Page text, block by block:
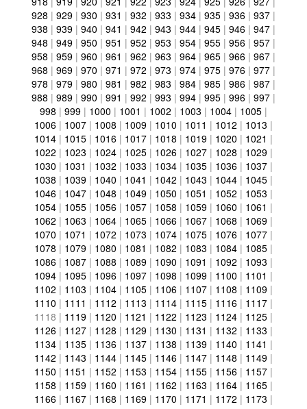
928 | 929 | 930 | 931 | 932 | 933 | 934 | 935 | 936 | 937 |
938 | 939 | 940 | 941 | 942 | 943 | 944 | 945 | 946 | 947 |
948 | 949 | 950 | 951 | 952 | 953 | 954 | 955 | 956 | 957 |
958 | 959 | 960 | 961 | 962 | 963 | 964 | 965 | 966 | 967 |
968 | 969 | 970 | 971 | 972 | 973 | 974 | 975 | 976 | 977 |
978 | 979 | 980 | 981 | 982 | 983 | 984 | 985 | 986 | 987 |
988 | 989 | 990 | 991 | 992 | 993 | 994 | 995 | 996 | 997 |
998 | 999 | 1000 | 1001 | 1002 | 1003 | 1004 | 1005 |
1006 | 1007 | 1008 | 1009 | 1010 | 1011 | 1012 | 1013 |
1014 | 1015 | 1016 | 1017 | 1018 | 1019 | 1020 | 1021 |
1022 | 1023 | 1024 | 1025 | 1026 | 1027 | 1028 | 1029 |
1030 | 1031 | 1032 | 1033 | 1034 | 1035 | 1036 | 1037 |
1038 | 1039 | 1040 | 1041 | 1042 | 1043 | 1044 | 1045 |
1046 | 1047 | 1048 | 1049 | 1050 | 1051 | 1052 | 1053 |
1054 | 1055 | 1056 | 1057 | 1058 | 1059 | 1060 | 1061 |
1062 | 1063 | 1064 | 1065 | 1066 | 1067 | 1068 | 1069 |
1070 | 1071 | 1072 | 1073 | 1074 | 1075 | 1076 | 1077 |
1078 | 1079 | 1080 | 1081 | 1082 | 1083 | 1084 | 1085 |
1086 | 1087 | 1088 | 1089 | 1090 | 1091 | 1092 | 1093 |
1094 | 1095 | 1096 | 1097 | 1098 | 1099 | 1100 | 1101 |
1102 | 1103 | 1104 | 1105 | 1106 | 1107 | 1108 | 1109 |
1110 | 1111 | 1112 | 1113 | 1114 | 1115 | 1116 | 1117 |
1118 | 1119 | 1120 | 1121 | 1122 | 1123 | 1124 | 1125 |
1126 | 1127 | 1128 | 1129 | 1130 | 1131 | 1132 | 1133 |
1134 | 1135 | 1136 | 1137 | 1138 | 1139 | 1140 | 1141 |
1142 | 1143 | 1144 | 1145 | 1146 | 1147 | 1148 | 1149 |
1150 | 1151 | 1152 | 1153 | 1154 | 1155 | 1156 | 1157 |
1158 | 1159 | 1160 | 1161 | 1162 | 1163 | 1164 | 1165 |
1166 | 1167 | 1168 | 1169 | 1170 | 1171 | 1172 | 1173 |